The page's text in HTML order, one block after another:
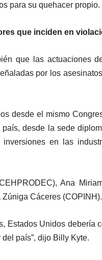
para su quehacer propio.
que inciden en
que las actuaciones
por los
desde el mismo
desde la sede
en las
Ana
Cáceres (COPINH).
Estados Unidos debería
país”, dijo Billy Kyte.